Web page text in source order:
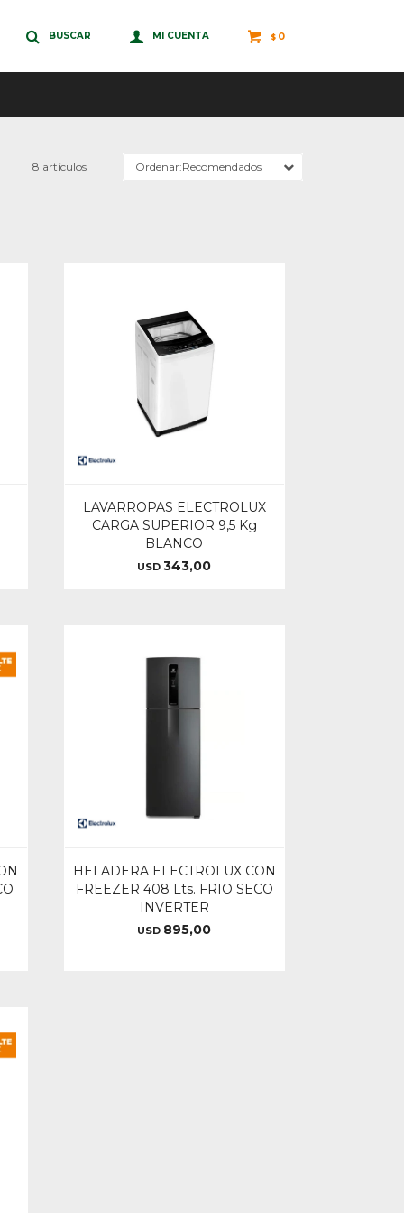
$ 0
8 artículos Recomendados
LAVARROPAS ELECTROLUX
CARGA SUPERIOR 9,5 Kg
BLANCO
USD 343,00
HELADERA ELECTROLUX CON
FREEZER 408 Lts. FRIO SECO
INVERTER
USD 895,00